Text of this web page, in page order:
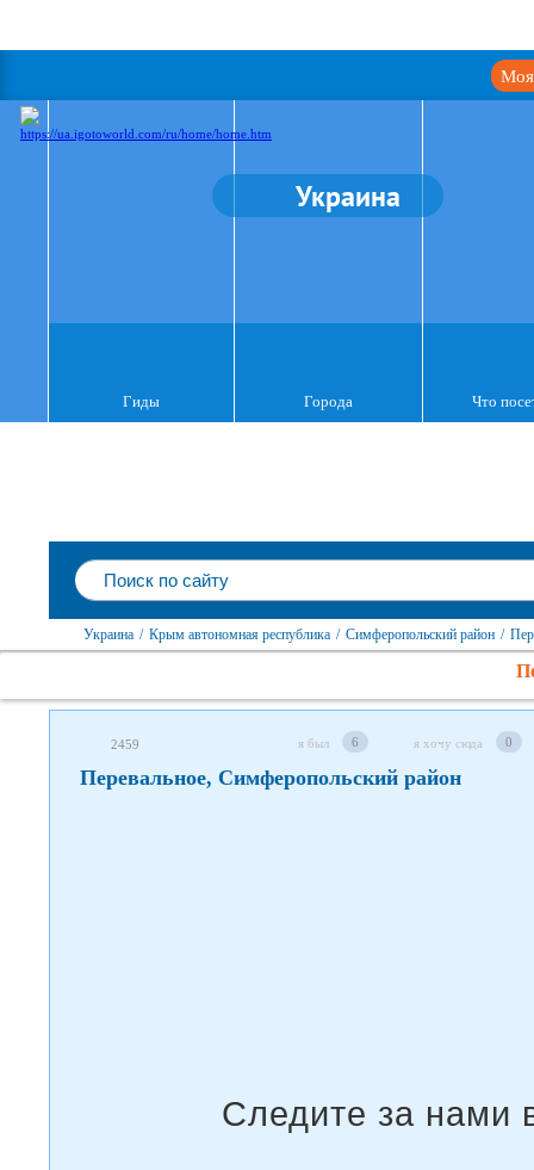
Моя
Украина
Гиды Города Что
Украина / Крым автономная республика / Симферопольский район /
2459 я был 6 я хочу сюда 0
Перевальное, Симферопольский район
Следите за нами в соцсетях